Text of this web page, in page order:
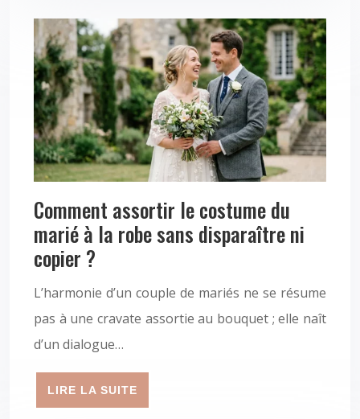
Comment assortir le costume du
marié à la robe sans disparaître ni
copier ?
L’harmonie d’un couple de mariés ne se résume
pas à une cravate assortie au bouquet ; elle naît
d’un dialogue…
LIRE LA SUITE